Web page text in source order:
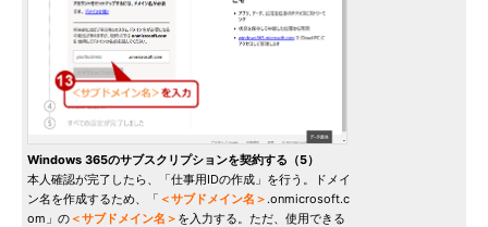
Windows 365のサブスクリプションを契約する（5）
本人確認が完了したら、「仕事用IDの作成」を行う。ドメイ
ン名を作成するため、「 ＜サブドメイン名＞ .onmicrosoft.c
om」の＜サブドメイン名＞ を入力する。ただ、使用できる